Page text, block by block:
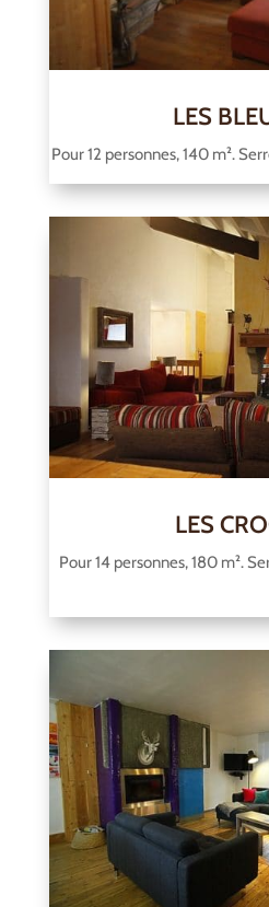
LES
Pour 12 personnes, 140 m².
LES
Pour 14 personnes, 180 m².